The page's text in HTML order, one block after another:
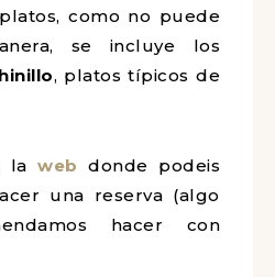
como no puede
se incluye los
, platos típicos de
laweb donde podeis
una reserva (algo
hacer con